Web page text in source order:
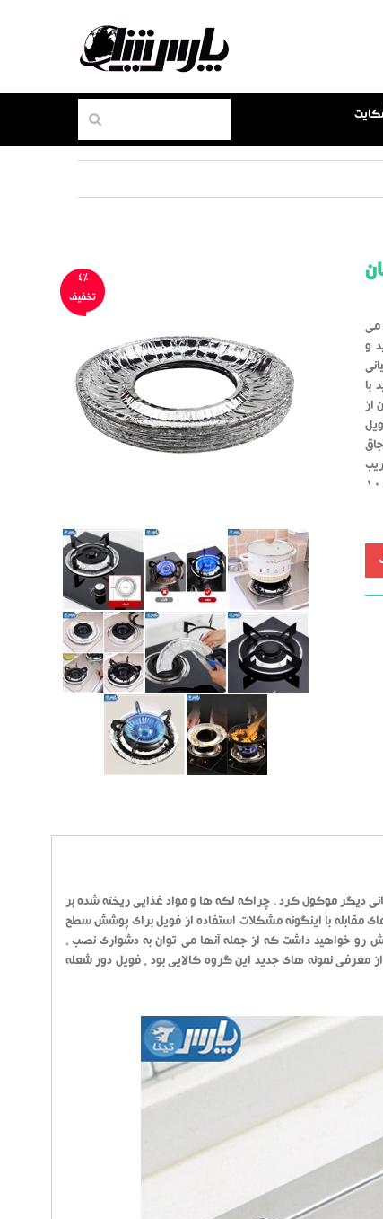
4%
تخفیف
می
و
با
از
کنید می توانید از کثیف شدن آن جلوگیری کنید . فویل دایره ای قالبی گاز ارائه شده در بسته بندی 10
دیگر موکول کرد ، چراکه لکه ها و مواد غذایی ریخته شده بر
با اینگونه مشکلات استفاده از فویل برای پوشش سطح
رو خواهید داشت که از جمله آنها می توان به دشواری نصب ،
معرفی نمونه های جدید این گروه کالایی بود . فویل دور شعله